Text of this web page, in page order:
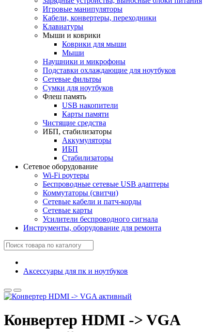
Игровые манипуляторы
Кабели, конвертеры, переходники
Клавиатуры
Мыши и коврики
Коврики для мыши
Мыши
Наушники и микрофоны
Подставки охлаждающие для ноутбуков
Сетевые фильтры
Сумки для ноутбуков
Флеш память
USB накопители
Карты памяти
Чистящие средства
ИБП, стабилизаторы
Аккумуляторы
ИБП
Стабилизаторы
Сетевое оборудование
Wi-Fi роутеры
Беспроводные сетевые USB адаптеры
Коммутаторы (свитчи)
Сетевые кабели и патч-корды
Сетевые карты
Усилители беспроводного сигнала
Инструменты, оборудование для ремонта
Аксессуары для пк и ноутбуков
Конвертер HDMI -> VGA